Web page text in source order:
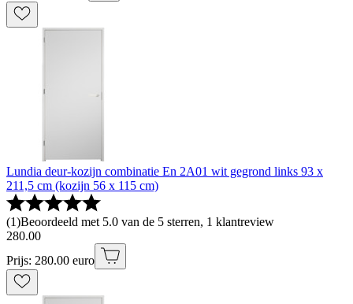
Lundia deur-kozijn combinatie En 2A01 wit gegrond links 93 x
211,5 cm (kozijn 56 x 115 cm)
(1)Beoordeeld met 5.0 van de 5 sterren, 1 klantreview
280.00
Prijs: 280.00 euro